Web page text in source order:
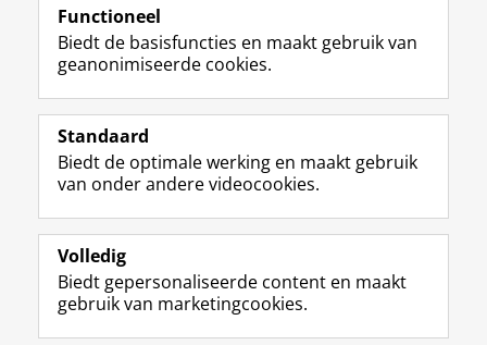
Volg de RUG
F
a
e
b
o
p
a
L
i
k
e
I
-
p
R
S
-
f
e
R
I
n
t
r
m
Y
o
T
e
k
Studiekiezers
Alumni
Over ons
Functioneel
Biedt de basisfuncties en maakt gebruik van
geanonimiseerde cookies.
Standaard
Biedt de optimale werking en maakt gebruik
van onder andere videocookies.
Volledig
Biedt gepersonaliseerde content en maakt
gebruik van marketingcookies.